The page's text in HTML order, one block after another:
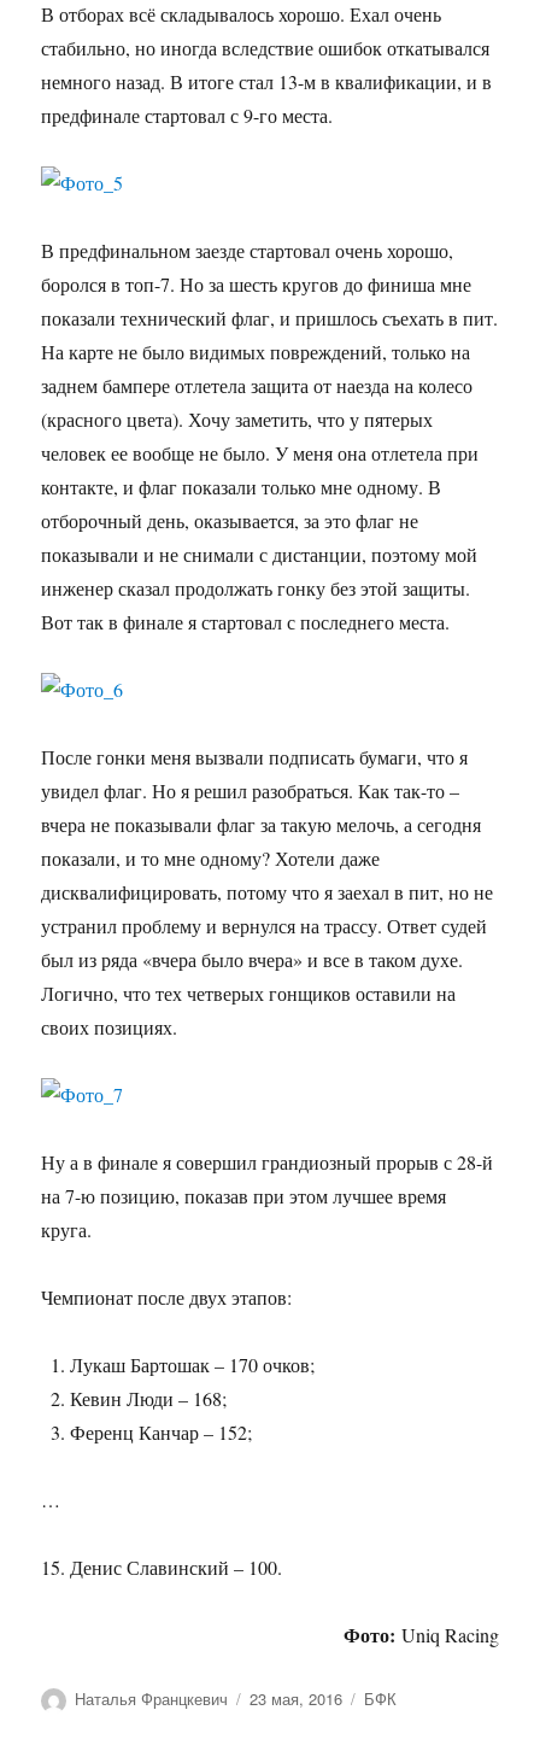
В отборах всё складывалось хорошо. Ехал очень
стабильно, но иногда вследствие ошибок откатывался
немного назад. В итоге стал 13-м в квалификации, и в
предфинале стартовал с 9-го места.
В предфинальном заезде стартовал очень хорошо,
боролся в топ-7. Но за шесть кругов до финиша мне
показали технический флаг, и пришлось съехать в пит.
На карте не было видимых повреждений, только на
заднем бампере отлетела защита от наезда на колесо
(красного цвета). Хочу заметить, что у пятерых
человек ее вообще не было. У меня она отлетела при
контакте, и флаг показали только мне одному. В
отборочный день, оказывается, за это флаг не
показывали и не снимали с дистанции, поэтому мой
инженер сказал продолжать гонку без этой защиты.
Вот так в финале я стартовал с последнего места.
После гонки меня вызвали подписать бумаги, что я
увидел флаг. Но я решил разобраться. Как так-то –
вчера не показывали флаг за такую мелочь, а сегодня
показали, и то мне одному? Хотели даже
дисквалифицировать, потому что я заехал в пит, но не
устранил проблему и вернулся на трассу. Ответ судей
был из ряда «вчера было вчера» и все в таком духе.
Логично, что тех четверых гонщиков оставили на
своих позициях.
Ну а в финале я совершил грандиозный прорыв с 28-й
на 7-ю позицию, показав при этом лучшее время
круга.
Чемпионат после двух этапов:
Лукаш Бартошак – 170 очков;
Кевин Люди – 168;
Ференц Канчар – 152;
…
Денис Славинский – 100.
Фото: Uniq Racing
Автор
Наталья Францкевич Опубликовано
23 мая, 2016 Рубрики
БФК